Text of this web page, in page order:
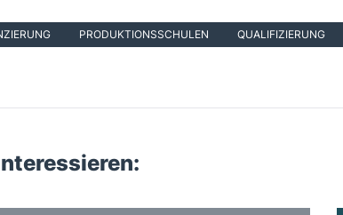
PRODUKTIONSSCHULEN QUALIFIZIERUNG